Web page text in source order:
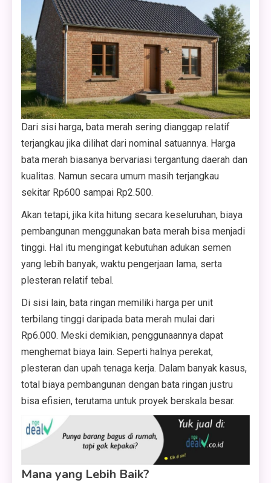
Dari sisi harga, bata merah sering dianggap relatif
terjangkau jika dilihat dari nominal satuannya. Harga
bata merah biasanya bervariasi tergantung daerah dan
kualitas. Namun secara umum masih terjangkau
sekitar Rp600 sampai Rp2.500.
Akan tetapi, jika kita hitung secara keseluruhan, biaya
pembangunan menggunakan bata merah bisa menjadi
tinggi. Hal itu mengingat kebutuhan adukan semen
yang lebih banyak, waktu pengerjaan lama, serta
plesteran relatif tebal.
Di sisi lain, bata ringan memiliki harga per unit
terbilang tinggi daripada bata merah mulai dari
Rp6.000. Meski demikian, penggunaannya dapat
menghemat biaya lain. Seperti halnya perekat,
plesteran dan upah tenaga kerja. Dalam banyak kasus,
total biaya pembangunan dengan bata ringan justru
bisa efisien, terutama untuk proyek berskala besar.
Mana yang Lebih Baik?